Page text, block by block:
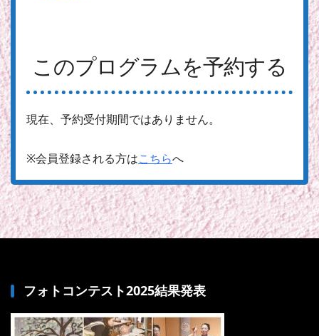
このプログラムを予約する
現在、予約受付期間ではありません。
※会員登録される方はこちらへ
フォトコンテスト2025結果発表